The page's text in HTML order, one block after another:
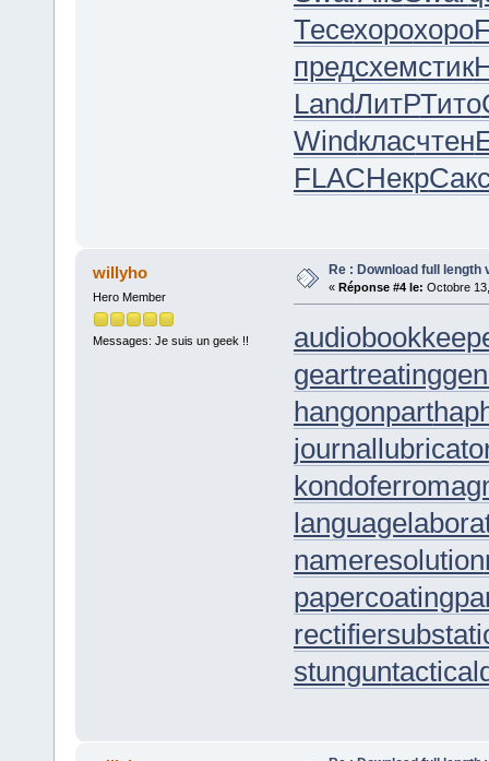
Тесехорохоро
предсхемстик
LandЛитРТито
Windкласчтен
FLACНекр
willyho
Hero Member
Messages: Je suis un geek !!
Re : Download full
« Réponse #4 le: Octobre
geartreating
hangonpart
nameresolution
papercoating
stungun